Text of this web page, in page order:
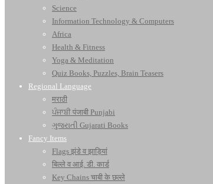
Science
Information Technology & Computers
Africa
Health & Fitness
Yoga & Meditation
Quiz Books, Puzzles, Brain Teasers
Regional Language
मराठी
ਪੰਜਾਬੀ पंजाबी Punjabi
ગુજરાતી Gujarati Books
Fancy Items
Flags झंडे व झाड़ियां
बिल्ले व आई. डी. कार्ड
Key Chains चाबी के छल्ले